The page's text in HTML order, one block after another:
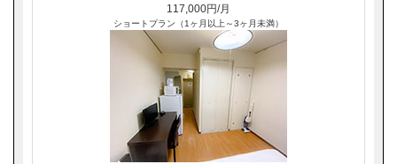
117,000円/月
ショートプラン（1ヶ月以上～3ヶ月未満）